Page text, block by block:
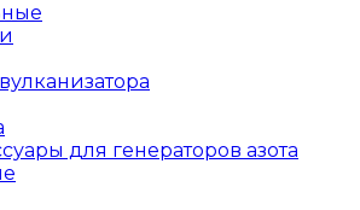
для генераторов азота